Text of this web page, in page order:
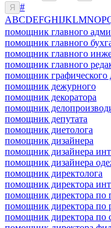
Я
#
ABCDEFGHIJKLMNOP
помощник главного
помощник главного
помощник главного
помощник главного
помощник графического
помощник дежурного
помощник декоратора
помощник
помощник депутата
помощник диетолога
помощник дизайнера
помощник дизайнера
помощник дизайнера
помощник директолога
помощник директора
помощник директора по
помощник директора по
помощник директора по